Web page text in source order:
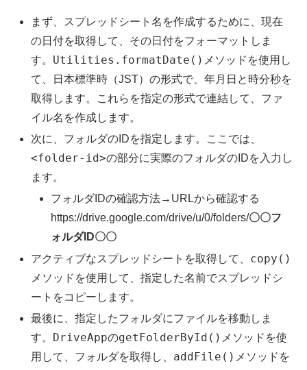
まず、スプレッドシート名を作成するために、現在
の日付を取得して、その日付をフォーマットしま
す。 Utilities.formatDate() メソッドを使用し
て、日本標準時（JST）の形式で、年月日と時分秒を
取得します。これらを指定の形式で連結して、ファ
イル名を作成します。
次に、フォルダのIDを指定します。ここでは、
<folder-id>の部分に実際のフォルダのIDを入力し
ます。
フォルダIDの確認方法→URLから確認する
https://drive.google.com/drive/u/0/folders/〇〇フ
ォルダID〇〇
アクティブなスプレッドシートを取得して、 copy()
メソッドを使用して、指定した名前でスプレッドシ
ートをコピーします。
最後に、指定したフォルダにファイルを移動しま
す。 DriveAppのgetFolderById() メソッドを使
用して、フォルダを取得し、 addFile() メソッドを